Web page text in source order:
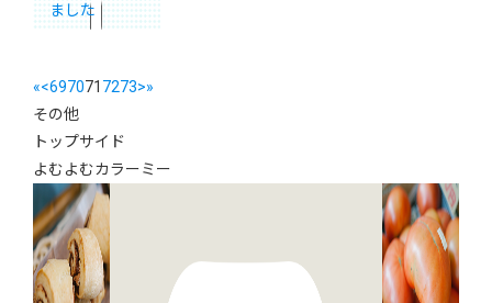
ました
«<697071 7273>»
その他
トップサイド
よむよむカラーミー